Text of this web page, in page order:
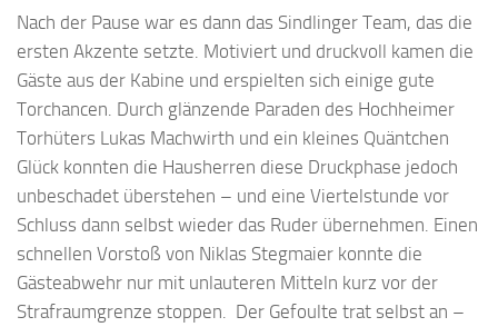
Nach der Pause war es dann das Sindlinger Team, das die
ersten Akzente setzte. Motiviert und druckvoll kamen die
Gäste aus der Kabine und erspielten sich einige gute
Torchancen. Durch glänzende Paraden des Hochheimer
Torhüters Lukas Machwirth und ein kleines Quäntchen
Glück konnten die Hausherren diese Druckphase jedoch
unbeschadet überstehen – und eine Viertelstunde vor
Schluss dann selbst wieder das Ruder übernehmen. Einen
schnellen Vorstoß von Niklas Stegmaier konnte die
Gästeabwehr nur mit unlauteren Mitteln kurz vor der
Strafraumgrenze stoppen. Der Gefoulte trat selbst an –